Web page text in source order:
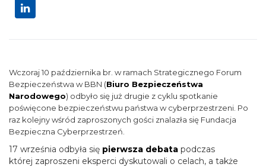
Wczoraj 10 października br. w ramach Strategicznego Forum
Bezpieczeństwa w BBN (Biuro Bezpieczeństwa
Narodowego) odbyło się już drugie z cyklu spotkanie
poświęcone bezpieczeństwu państwa w cyberprzestrzeni. Po
raz kolejny wśród zaproszonych gości znalazła się Fundacja
Bezpieczna Cyberprzestrzeń.
17 września odbyła się pierwsza debata podczas
której zaproszeni eksperci dyskutowali o celach, a także